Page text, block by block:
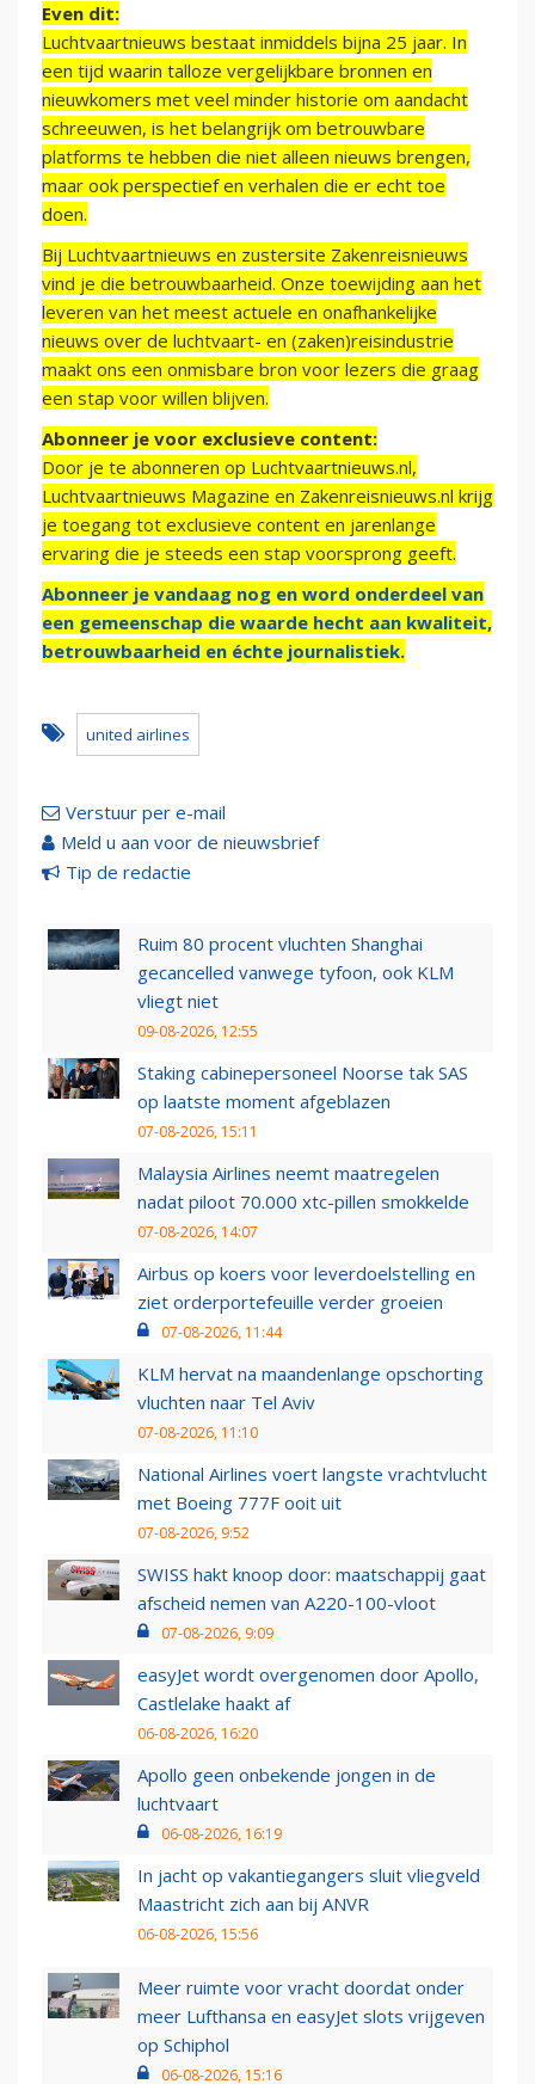
Even dit:
Luchtvaartnieuws bestaat inmiddels bijna 25 jaar. In
een tijd waarin talloze vergelijkbare bronnen en
nieuwkomers met veel minder historie om aandacht
schreeuwen, is het belangrijk om betrouwbare
platforms te hebben die niet alleen nieuws brengen,
maar ook perspectief en verhalen die er echt toe
doen.
Bij Luchtvaartnieuws en zustersite Zakenreisnieuws
vind je die betrouwbaarheid. Onze toewijding aan het
leveren van het meest actuele en onafhankelijke
nieuws over de luchtvaart- en (zaken)reisindustrie
maakt ons een onmisbare bron voor lezers die graag
een stap voor willen blijven.
Abonneer je voor exclusieve content:
Door je te abonneren op Luchtvaartnieuws.nl,
Luchtvaartnieuws Magazine en Zakenreisnieuws.nl krijg
je toegang tot exclusieve content en jarenlange
ervaring die je steeds een stap voorsprong geeft.
Abonneer je vandaag nog en word onderdeel van
een gemeenschap die waarde hecht aan kwaliteit,
betrouwbaarheid en échte journalistiek.
united airlines
Verstuur per e-mail
Meld u aan voor de nieuwsbrief
Tip de redactie
Ruim 80 procent vluchten Shanghai
gecancelled vanwege tyfoon, ook KLM
vliegt niet
09-08-2026, 12:55
Staking cabinepersoneel Noorse tak SAS
op laatste moment afgeblazen
07-08-2026, 15:11
Malaysia Airlines neemt maatregelen
nadat piloot 70.000 xtc-pillen smokkelde
07-08-2026, 14:07
Airbus op koers voor leverdoelstelling en
ziet orderportefeuille verder groeien
07-08-2026, 11:44
KLM hervat na maandenlange opschorting
vluchten naar Tel Aviv
07-08-2026, 11:10
National Airlines voert langste vrachtvlucht
met Boeing 777F ooit uit
07-08-2026, 9:52
SWISS hakt knoop door: maatschappij gaat
afscheid nemen van A220-100-vloot
07-08-2026, 9:09
easyJet wordt overgenomen door Apollo,
Castlelake haakt af
06-08-2026, 16:20
Apollo geen onbekende jongen in de
luchtvaart
06-08-2026, 16:19
In jacht op vakantiegangers sluit vliegveld
Maastricht zich aan bij ANVR
06-08-2026, 15:56
Meer ruimte voor vracht doordat onder
meer Lufthansa en easyJet slots vrijgeven
op Schiphol
06-08-2026, 15:16